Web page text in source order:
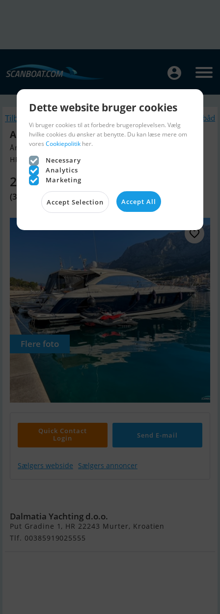
Tilbage Lignende Motorbåd
Absolute 52 Sty
Årgang 2010, Motorbåd til salg
HR, Kroatien
2.971.120 DKK
(398.000 EUR)
Flere foto
Quick Contact
Login
Send E-mail
Sælgers webside Sælgers annoncer
Dalmatia Yachting d.o.o.
Put Gradine 1, HR 22243 Murter, Kroatien
Tlf. 00385919025555
Dette website bruger cookies
Vi bruger cookies til at forbedre brugeroplevelsen. Vælg
hvilke cookies du ønsker at benytte. Du kan læse mere om
vores Cookiepolitik her.
Necessary
Analytics
Marketing
Accept Selection Accept All